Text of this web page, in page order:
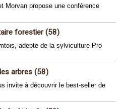
Morvan propose une conférence
forestier (58)
adepte de la sylviculture Pro
arbres (58)
invite à découvrir le best-seller de